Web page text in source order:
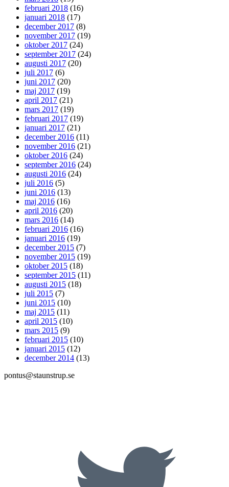
februari 2018 (16)
januari 2018 (17)
december 2017 (8)
november 2017 (19)
oktober 2017 (24)
september 2017 (24)
augusti 2017 (20)
juli 2017 (6)
juni 2017 (20)
maj 2017 (19)
april 2017 (21)
mars 2017 (19)
februari 2017 (19)
januari 2017 (21)
december 2016 (11)
november 2016 (21)
oktober 2016 (24)
september 2016 (24)
augusti 2016 (24)
juli 2016 (5)
juni 2016 (13)
maj 2016 (16)
april 2016 (20)
mars 2016 (14)
februari 2016 (16)
januari 2016 (19)
december 2015 (7)
november 2015 (19)
oktober 2015 (18)
september 2015 (11)
augusti 2015 (18)
juli 2015 (7)
juni 2015 (10)
maj 2015 (11)
april 2015 (10)
mars 2015 (9)
februari 2015 (10)
januari 2015 (12)
december 2014 (13)
pontus@staunstrup.se